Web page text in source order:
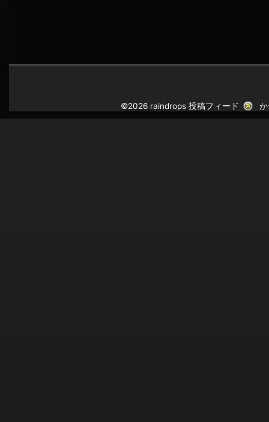
©2026 raindrops投稿フィード